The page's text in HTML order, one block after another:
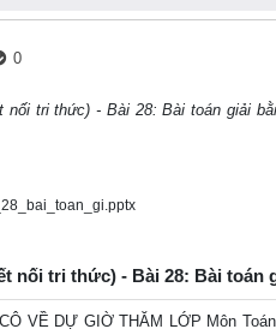
0
nối tri thức) - Bài 28: Bài toán giải
nối tri thức) - Bài 28: Bài toán
VỀ DỰ GIỜ THĂM LỚP Môn